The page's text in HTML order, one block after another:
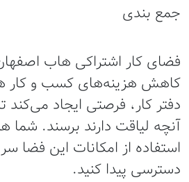
جمع بندی
فضای کار اشتراکی هاب
کاهش هزینه‌های کسب و کار ها
دفتر کار، فرصتی ایجاد می‌کند
آنچه لیاقت دارند برسند. شما هم
استفاده از امکانات این فضا
دسترسی پیدا کنید.